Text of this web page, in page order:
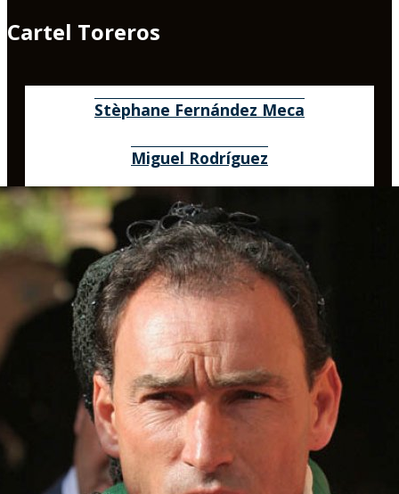
Cartel Toreros
Stèphane Fernández Meca
Miguel Rodríguez